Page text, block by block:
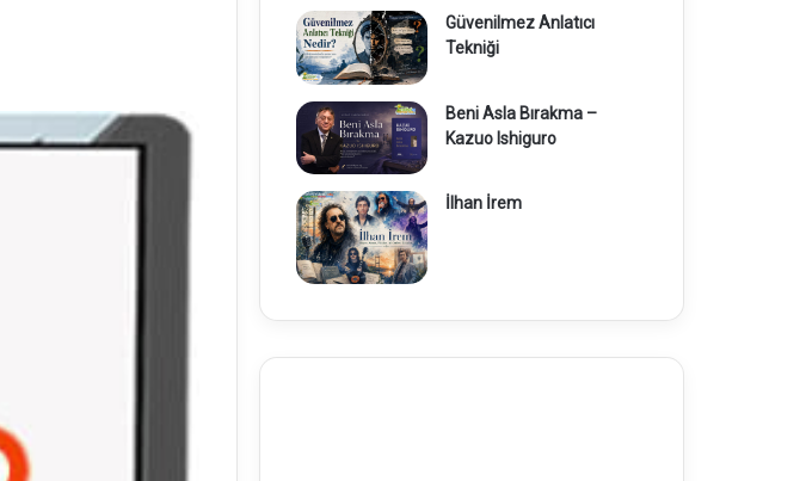
Güvenilmez Anlatıcı
Tekniği
Beni Asla Bırakma –
Kazuo Ishiguro
İlhan İrem